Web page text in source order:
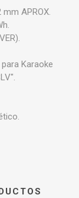
APROX.
para Karaoke